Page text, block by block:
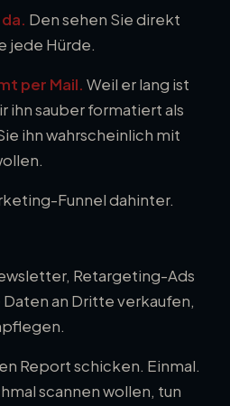
Den sehen Sie direkt
jede Hürde.
per Mail. Weil er lang ist
ihn sauber formatiert als
ihn wahrscheinlich mit
Funnel dahinter.
Retargeting-Ads
an Dritte verkaufen,
Report schicken. Einmal.
scannen wollen, tun